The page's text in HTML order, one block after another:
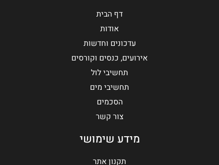
דף הבית
אודות
עדכונים וחדשות
אירועים, כנסים וקורסים
תחשיבי לול
תחשיבי מים
הסכמים
צור קשר
מידע שימושי
תקנון אתר